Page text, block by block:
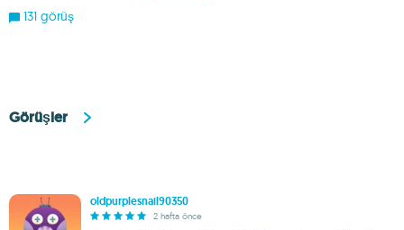
131 görüş
Görüşler
oldpurplesnail90350
2 hafta önce